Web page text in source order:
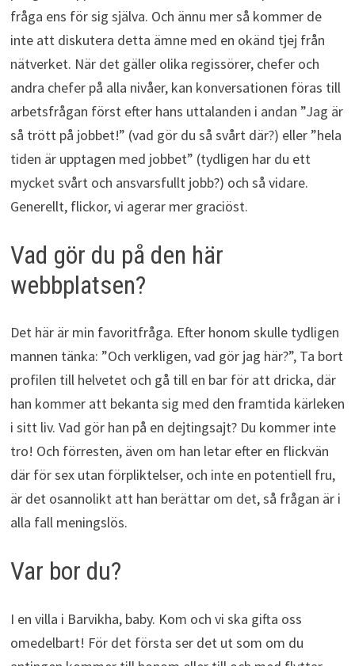
fråga ens för sig själva. Och ännu mer så kommer de
inte att diskutera detta ämne med en okänd tjej från
nätverket. När det gäller olika regissörer, chefer och
andra chefer på alla nivåer, kan konversationen föras till
arbetsfrågan först efter hans uttalanden i andan ”Jag är
så trött på jobbet!” (vad gör du så svårt där?) eller ”hela
tiden är upptagen med jobbet” (tydligen har du ett
mycket svårt och ansvarsfullt jobb?) och så vidare.
Generellt, flickor, vi agerar mer graciöst.
Vad gör du på den här
webbplatsen?
Det här är min favoritfråga. Efter honom skulle tydligen
mannen tänka: ”Och verkligen, vad gör jag här?”, Ta bort
profilen till helvetet och gå till en bar för att dricka, där
han kommer att bekanta sig med den framtida kärleken
i sitt liv. Vad gör han på en dejtingsajt? Du kommer inte
tro! Och förresten, även om han letar efter en flickvän
där för sex utan förpliktelser, och inte en potentiell fru,
är det osannolikt att han berättar om det, så frågan är i
alla fall meningslös.
Var bor du?
I en villa i Barvikha, baby. Kom och vi ska gifta oss
omedelbart! För det första ser det ut som om du